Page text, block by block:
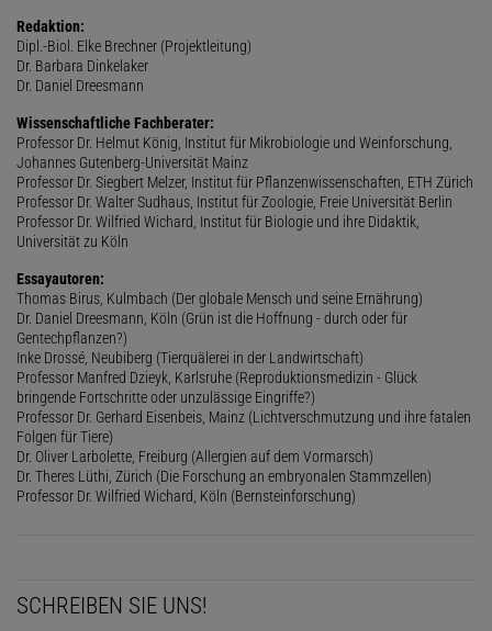
Redaktion:
Dipl.-Biol. Elke Brechner (Projektleitung)
Dr. Barbara Dinkelaker
Dr. Daniel Dreesmann
Wissenschaftliche Fachberater:
Professor Dr. Helmut König, Institut für Mikrobiologie und Weinforschung,
Johannes Gutenberg-Universität Mainz
Professor Dr. Siegbert Melzer, Institut für Pflanzenwissenschaften, ETH Zürich
Professor Dr. Walter Sudhaus, Institut für Zoologie, Freie Universität Berlin
Professor Dr. Wilfried Wichard, Institut für Biologie und ihre Didaktik,
Universität zu Köln
Essayautoren:
Thomas Birus, Kulmbach (Der globale Mensch und seine Ernährung)
Dr. Daniel Dreesmann, Köln (Grün ist die Hoffnung - durch oder für
Gentechpflanzen?)
Inke Drossé, Neubiberg (Tierquälerei in der Landwirtschaft)
Professor Manfred Dzieyk, Karlsruhe (Reproduktionsmedizin - Glück
bringende Fortschritte oder unzulässige Eingriffe?)
Professor Dr. Gerhard Eisenbeis, Mainz (Lichtverschmutzung und ihre fatalen
Folgen für Tiere)
Dr. Oliver Larbolette, Freiburg (Allergien auf dem Vormarsch)
Dr. Theres Lüthi, Zürich (Die Forschung an embryonalen Stammzellen)
Professor Dr. Wilfried Wichard, Köln (Bernsteinforschung)
SCHREIBEN SIE UNS!